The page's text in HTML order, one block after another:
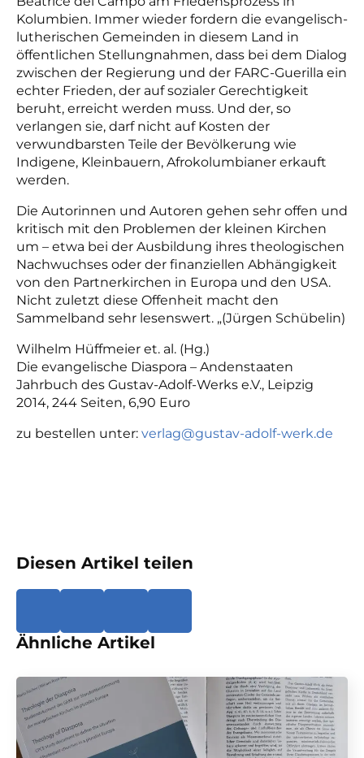
Kolumbien. Immer wieder fordern die evangelisch-
lutherischen Gemeinden in diesem Land in
öffentlichen Stellungnahmen, dass bei dem Dialog
zwischen der Regierung und der FARC-Guerilla ein
echter Frieden, der auf sozialer Gerechtigkeit
beruht, erreicht werden muss. Und der, so
verlangen sie, darf nicht auf Kosten der
verwundbarsten Teile der Bevölkerung wie
Indigene, Kleinbauern, Afrokolumbianer erkauft
werden.
Die Autorinnen und Autoren gehen sehr offen und
kritisch mit den Problemen der kleinen Kirchen
um – etwa bei der Ausbildung ihres theologischen
Nachwuchses oder der finanziellen Abhängigkeit
von den Partnerkirchen in Europa und den USA.
Nicht zuletzt diese Offenheit macht den
Sammelband sehr lesenswert. „(Jürgen Schübelin)
Wilhelm Hüffmeier et. al. (Hg.)
Die evangelische Diaspora – Andenstaaten
Jahrbuch des Gustav-Adolf-Werks e.V., Leipzig
2014, 244 Seiten, 6,90 Euro
zu bestellen unter: verlag@gustav-adolf-werk.de
Diesen Artikel teilen
Ähnliche Artikel